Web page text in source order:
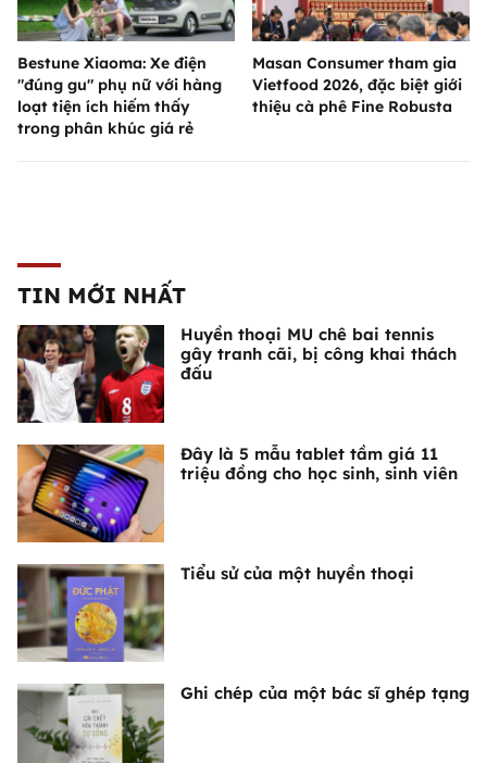
Bestune Xiaoma: Xe điện
"đúng gu" phụ nữ với hàng
loạt tiện ích hiếm thấy
trong phân khúc giá rẻ
Masan Consumer tham gia
Vietfood 2026, đặc biệt giới
thiệu cà phê Fine Robusta
TIN MỚI NHẤT
Huyền thoại MU chê bai tennis
gây tranh cãi, bị công khai thách
đấu
Đây là 5 mẫu tablet tầm giá 11
triệu đồng cho học sinh, sinh viên
Tiểu sử của một huyền thoại
Ghi chép của một bác sĩ ghép tạng